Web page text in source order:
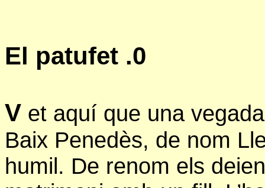
El patufet .0
V et aquí que una
Baix Penedès, de nom
humil. De renom els